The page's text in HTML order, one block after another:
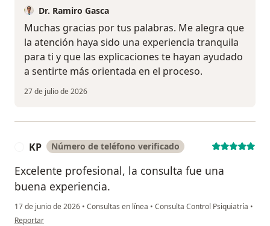
Dr. Ramiro Gasca
Muchas gracias por tus palabras. Me alegra que
la atención haya sido una experiencia tranquila
para ti y que las explicaciones te hayan ayudado
a sentirte más orientada en el proceso.
27 de julio de 2026
KP Número de teléfono verificado
Excelente profesional, la consulta fue una
buena experiencia.
17 de junio de 2026 • Consultas en línea • Consulta Control Psiquiatría •
en opinión del usuario KP
Reportar